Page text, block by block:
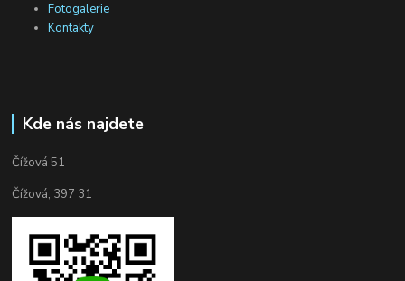
Fotogalerie
Kontakty
Kde nás najdete
Čížová 51
Čížová, 397 31